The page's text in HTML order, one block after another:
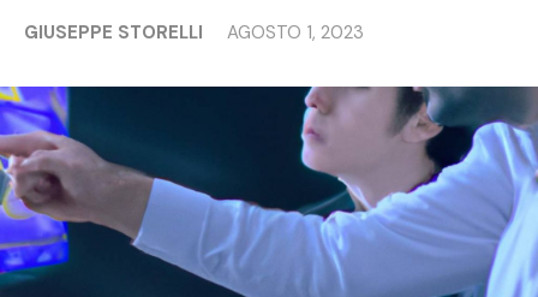
GIUSEPPE STORELLI AGOSTO 1, 2023